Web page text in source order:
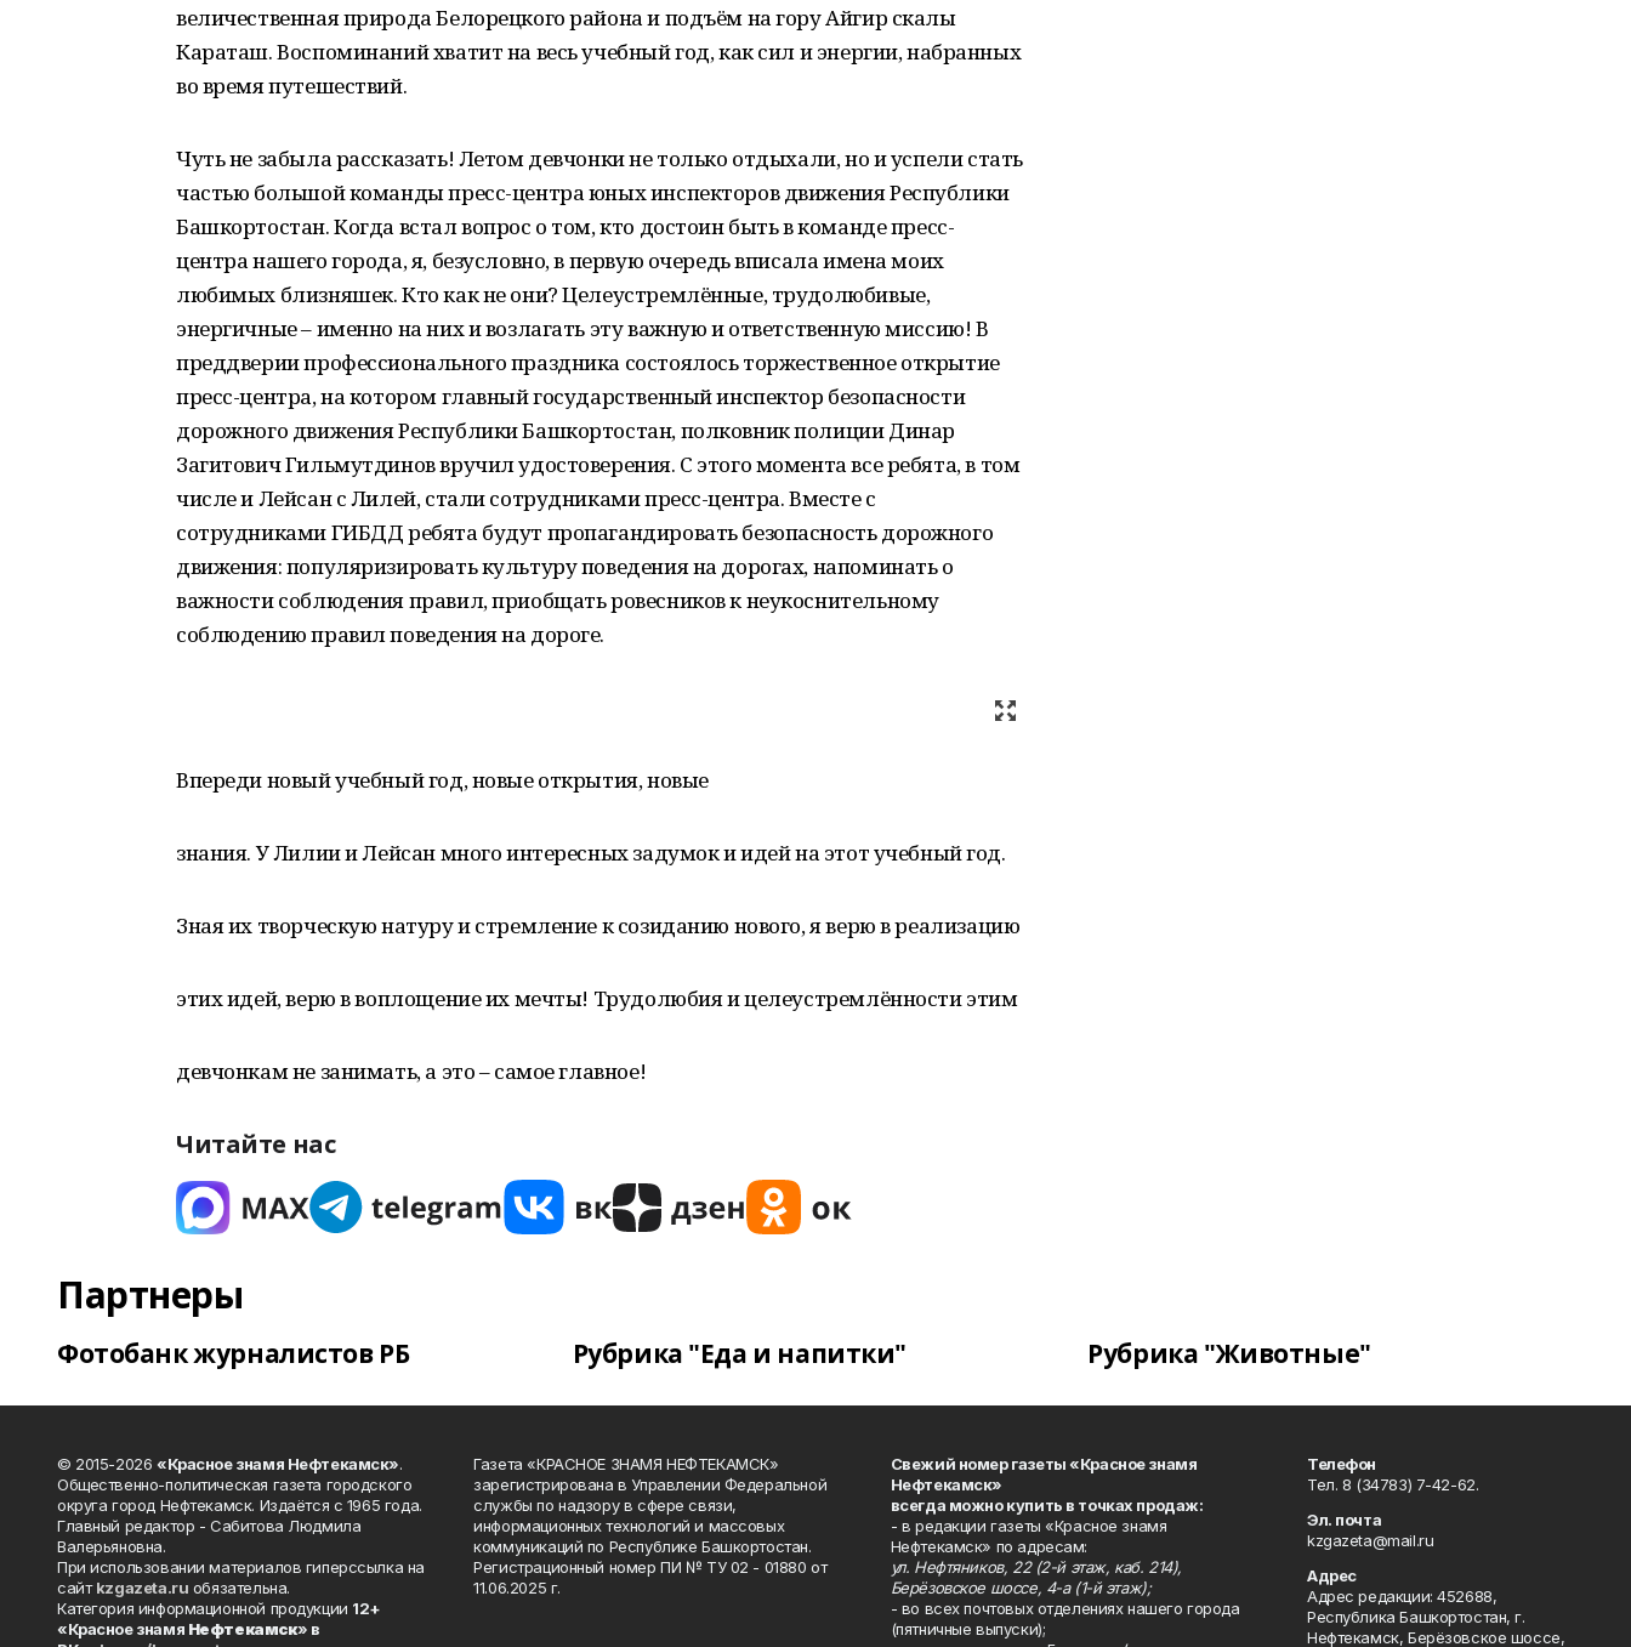
величественная природа Белорецкого района и подъём на гору Айгир скалы
Караташ. Воспоминаний хватит на весь учебный год, как сил и энергии, набранных
во время путешествий.
Чуть не забыла рассказать! Летом девчонки не только отдыхали, но и успели стать
частью большой команды пресс-центра юных инспекторов движения Республики
Башкортостан. Когда встал вопрос о том, кто достоин быть в команде пресс-
центра нашего города, я, безусловно, в первую очередь вписала имена моих
любимых близняшек. Кто как не они? Целеустремлённые, трудолюбивые,
энергичные – именно на них и возлагать эту важную и ответственную миссию! В
преддверии профессионального праздника состоялось торжественное открытие
пресс-центра, на котором главный государственный инспектор безопасности
дорожного движения Республики Башкортостан, полковник полиции Динар
Загитович Гильмутдинов вручил удостоверения. С этого момента все ребята, в том
числе и Лейсан с Лилей, стали сотрудниками пресс-центра. Вместе с
сотрудниками ГИБДД ребята будут пропагандировать безопасность дорожного
движения: популяризировать культуру поведения на дорогах, напоминать о
важности соблюдения правил, приобщать ровесников к неукоснительному
соблюдению правил поведения на дороге.
Впереди новый учебный год, новые открытия, новые
знания. У Лилии и Лейсан много интересных задумок и идей на этот учебный год.
Зная их творческую натуру и стремление к созиданию нового, я верю в реализацию
этих идей, верю в воплощение их мечты! Трудолюбия и целеустремлённости этим
девчонкам не занимать, а это – самое главное!
Читайте нас
Партнеры
Фотобанк журналистов РБ Рубрика "Еда и напитки" Рубрика "Животные"
© 2015-2026 «Красное знамя Нефтекамск».
Общественно-политическая газета городского
округа город Нефтекамск. Издаётся с 1965 года.
Главный редактор - Сабитова Людмила
Валерьяновна.
При использовании материалов гиперссылка на
сайтkzgazeta.ru обязательна.
Категория информационной продукции 12+
«Красное знамя Нефтекамск» в
Газета «КРАСНОЕ ЗНАМЯ НЕФТЕКАМСК»
зарегистрирована в Управлении Федеральной
службы по надзору в сфере связи,
информационных технологий и массовых
коммуникаций по Республике Башкортостан.
Регистрационный номер ПИ № ТУ 02 - 01880 от
11.06.2025 г.
Свежий номер газеты «Красное знамя
Нефтекамск»
всегда можно купить в точках продаж:
- в редакции газеты «Красное знамя
Нефтекамск» по адресам:
ул. Нефтяников, 22 (2-й этаж, каб. 214),
Берёзовское шоссе, 4-а (1-й этаж);
- во всех почтовых отделениях нашего города
(пятничные выпуски);
Телефон
Тел. 8 (34783) 7-42-62.
Эл. почта
kzgazeta@mail.ru
Адрес
Адрес редакции: 452688,
Республика Башкортостан, г.
Нефтекамск, Берёзовское шоссе,